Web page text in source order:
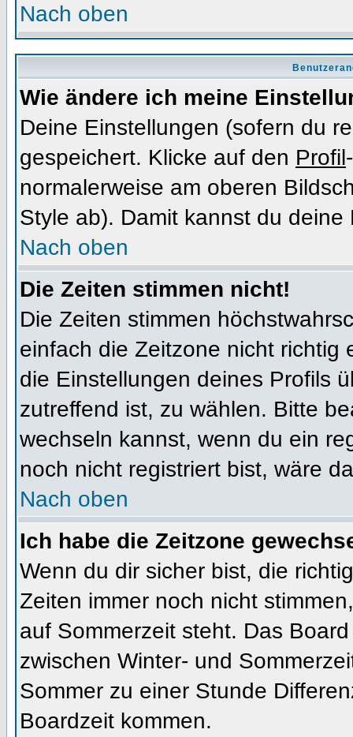
Nach oben
Wie ändere ich meine
Deine Einstellungen (sofern du
gespeichert. Klicke auf den Profil
normalerweise am oberen
Style ab). Damit kannst du
Nach oben
Die Zeiten stimmen nicht!
Die Zeiten stimmen
einfach die Zeitzone nicht richtig
die Einstellungen deines Profils
zutreffend ist, zu wählen. Bitte
wechseln kannst, wenn du ein
noch nicht registriert bist, wäre
Nach oben
Ich habe die Zeitzone
Wenn du dir sicher bist, die
Zeiten immer noch nicht
auf Sommerzeit steht. Das
zwischen Winter- und
Sommer zu einer Stunde
Boardzeit kommen.